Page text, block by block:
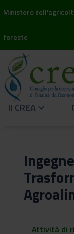
Ministero
foreste
Il CREA keyboard_arrow_down
Attività di